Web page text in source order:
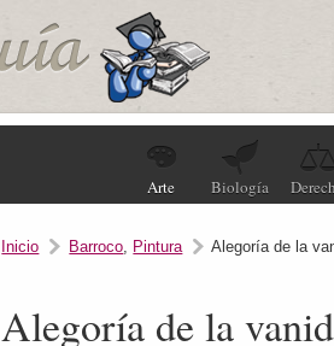
Arte Biología
Inicio Barroco, Pintura Alegoría de la
Alegoría de la